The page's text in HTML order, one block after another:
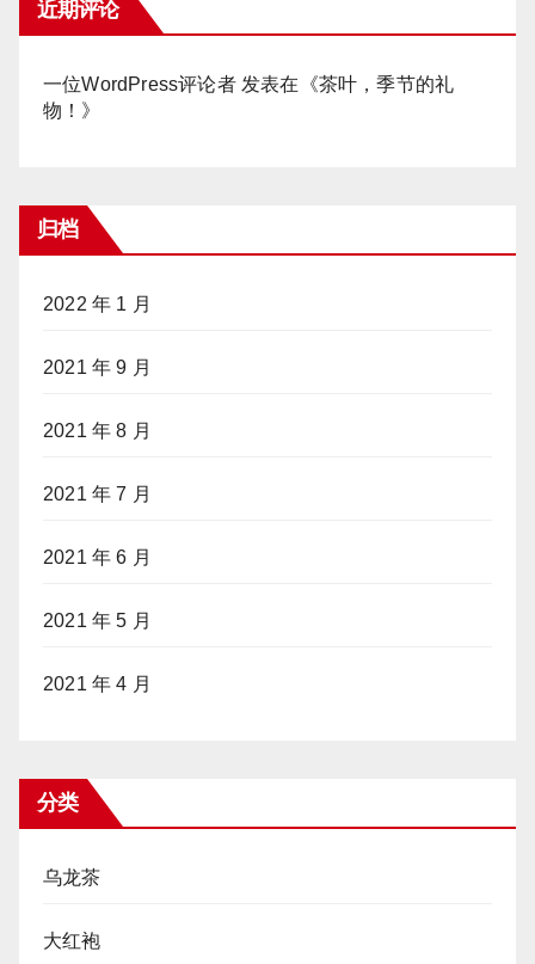
近期评论
一位WordPress评论者发表在《茶叶，季节的礼
物！ 》
归档
2022 年 1 月
2021 年 9 月
2021 年 8 月
2021 年 7 月
2021 年 6 月
2021 年 5 月
2021 年 4 月
分类
乌龙茶
大红袍